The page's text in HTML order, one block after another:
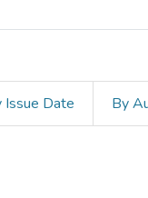
Issue Date By